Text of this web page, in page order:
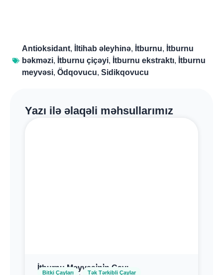
Antioksidant, İltihab əleyhinə, İtburnu, İtburnu
bəkməzi, İtburnu çiçəyi, İtburnu ekstraktı, İtburnu
meyvəsi, Ödqovucu, Sidikqovucu
Yazı ilə əlaqəli məhsullarımız
İtburnu Meyvəsi̇ni̇n Çayı
Bitki Çayları , Tək Tərkibli Çaylar